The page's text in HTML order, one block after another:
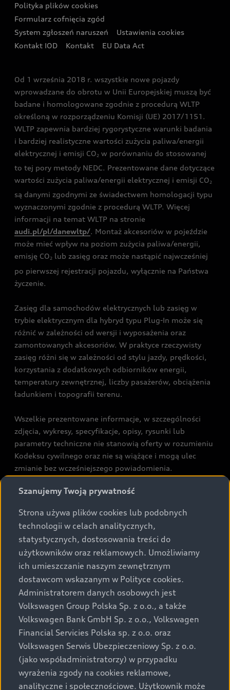
Ubezpieczenie
Audi exclusive
Audi quattro Cup
Audi i Puchar Świata w Skokach Narciarskich w
Zakopanem
Polityka plików cookies
Formularz cofnięcia zgód
System zgłoszeń naruszeń
Ustawienia cookies
Kontakt IOD
Kontakt EU Data Act
Od 1 września 2018 r. wszystkie nowe pojazdy
wprowadzane do obrotu w Unii Europejskiej muszą być
badane i homologowane zgodnie z procedurą WLTP
określoną w rozporządzeniu Komisji (UE) 2017/1151.
WLTP zapewnia bardziej rygorystyczne warunki badania
i bardziej realistyczne wartości zużycia paliwa/energii
elektrycznej i emisji CO2 w porównaniu do stosowanej
to tej pory metody NEDC. Prezentowane dane dotyczące
wartości zużycia paliwa/energii elektrycznej i emisji CO2
są danymi zgodnymi ze świadectwem homologacji typu
wyznaczonymi zgodnie z procedurą WLTP. Więcej
informacji na temat WLTP na stronie
audi.pl/pl/danewltp/. Montaż akcesoriów w pojeździe
może mieć wpływ na poziom zużycia paliwa/energii,
emisję CO2 lub zasięg oraz może nastąpić najwcześniej
po pierwszej rejestracji pojazdu, wyłącznie na Państwa
życzenie.
Zasięg dla samochodów elektrycznych lub zasięg w
trybie elektrycznym dla hybryd typu Plug-In może się
różnić w zależności od wersji i wyposażenia oraz
zamontowanych akcesoriów. W praktyce rzeczywisty
zasięg różni się w zależności od stylu jazdy, prędkości,
korzystania z dodatkowych odbiorników energii,
temperatury zewnętrznej, liczby pasażerów, obciążenia
ładunkiem i topografii terenu.
Wszelkie prezentowane informacje, w szczególności
zdjęcia, wykresy, specyfikacje, opisy, rysunki lub
parametry techniczne nie stanowią oferty w rozumieniu
Kodeksu cywilnego oraz nie są wiążące i mogą ulec
zmianie bez wcześniejszego powiadomienia.
rozumieniu art. 5561§2 Kodeksu cywilnego oraz art.
Podane kwoty są rekomendowane i obejmują podatek
VAT (23%), chyba że inaczej zaznaczono.
Audi zastrzega sobie możliwość wprowadzenia zmian w
prezentowanych wersjach. Przedstawione detale
wyposażenia mogą różnić się od specyfikacji
przewidzianej na rynek polski. Zamieszczone zdjęcia
mogą przedstawiać wyposażenie opcjonalne, dostępne
za dopłatą. Wiążące ustalenie ceny, wyposażenia i
specyfikacji pojazdu następują w umowie sprzedaży, a
określenie parametrów technicznych zawiera
świadectwo homologacji typu pojazdu. Zastrzegamy
sobie prawo do zmian i pomyłek. Wszelkie informacje
Szanujemy Twoją prywatność
Strona używa plików cookies lub podobnych
technologii w celach analitycznych,
statystycznych, dostosowania treści do
użytkowników oraz reklamowych. Umożliwiamy
ich umieszczanie naszym zewnętrznym
dostawcom wskazanym w Polityce cookies.
Administratorem danych osobowych jest
Volkswagen Group Polska Sp. z o.o., a także
Volkswagen Bank GmbH Sp. z o.o., Volkswagen
Financial Servicies Polska sp. z o.o. oraz
Volkswagen Serwis Ubezpieczeniowy Sp. z o.o.
(jako współadministratorzy) w przypadku
wyrażenia zgody na cookies reklamowe,
analityczne i społecznościowe. Użytkownik może